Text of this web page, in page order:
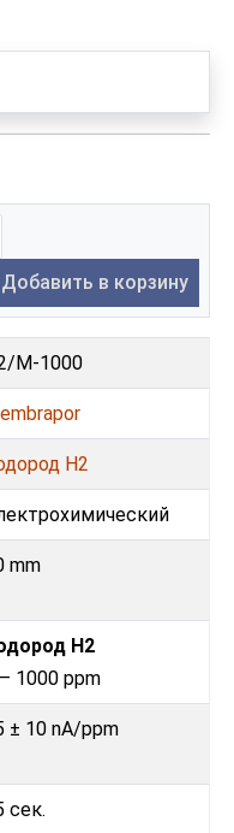
Добавить в корзину
M-1000
H2
mm
H2
1000 ppm
± 10 nA/ppm
сек.